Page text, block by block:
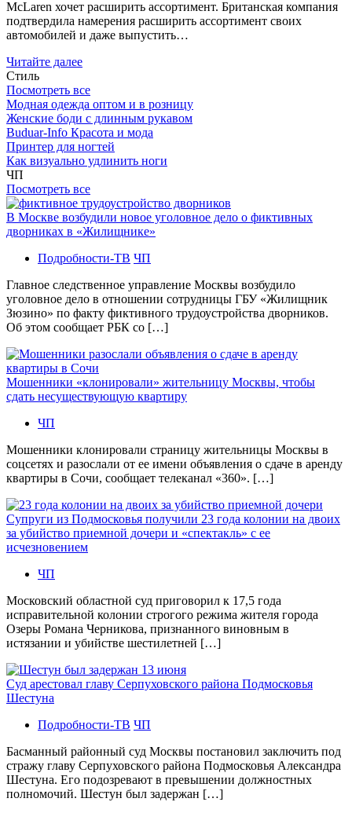
McLaren хочет расширить ассортимент. Британская компания
подтвердила намерения расширить ассортимент своих
автомобилей и даже выпустить…
Читайте далее
Стиль
Посмотреть все
Модная одежда оптом и в розницу
Женские боди с длинным рукавом
Buduar-Info Красота и мода
Принтер для ногтей
Как визуально удлинить ноги
ЧП
Посмотреть все
В Москве возбудили новое уголовное дело о фиктивных
дворниках в «Жилищнике»
Подробности-ТВ ЧП
Главное следственное управление Москвы возбудило
уголовное дело в отношении сотрудницы ГБУ «Жилищник
Зюзино» по факту фиктивного трудоустройства дворников.
Об этом сообщает РБК со […]
Мошенники «клонировали» жительницу Москвы, чтобы
сдать несуществующую квартиру
ЧП
Мошенники клонировали страницу жительницы Москвы в
соцсетях и разослали от ее имени объявления о сдаче в аренду
квартиры в Сочи, сообщает телеканал «360». […]
Супруги из Подмосковья получили 23 года колонии на двоих
за убийство приемной дочери и «спектакль» с ее
исчезновением
ЧП
Московский областной суд приговорил к 17,5 года
исправительной колонии строгого режима жителя города
Озеры Романа Черникова, признанного виновным в
истязании и убийстве шестилетней […]
Суд арестовал главу Серпуховского района Подмосковья
Шестуна
Подробности-ТВ ЧП
Басманный районный суд Москвы постановил заключить под
стражу главу Серпуховского района Подмосковья Александра
Шестуна. Его подозревают в превышении должностных
полномочий. Шестун был задержан […]